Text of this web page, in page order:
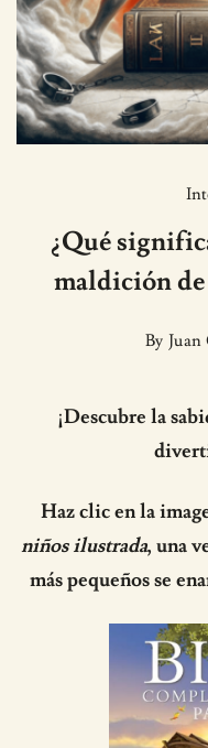
¿Qué
maldición de
By Juan
¡Descubre la
Haz clic en la
niños ilustrada, una
más pequeños se